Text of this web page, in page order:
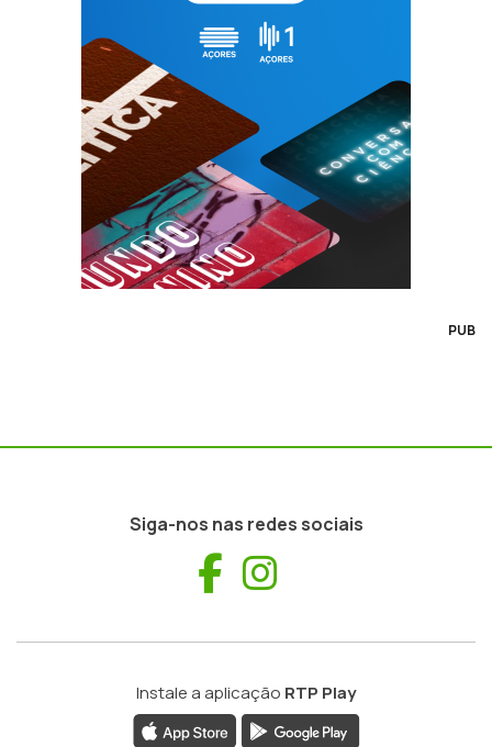
PUB
Siga-nos nas redes sociais
Facebook
Instale a aplicação RTP Play